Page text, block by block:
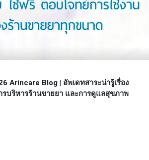
Arincare Blog | อัพเดทสาระน่ารู้เรื่อง
รบริหารร้านขายยา และการดูแลสุขภาพ